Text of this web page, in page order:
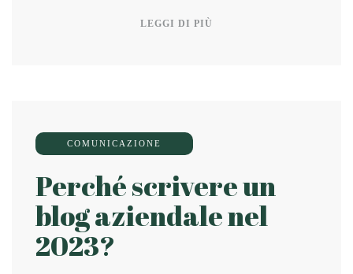
LEGGI DI PIÙ
COMUNICAZIONE
Perché scrivere un
blog aziendale nel
2023?